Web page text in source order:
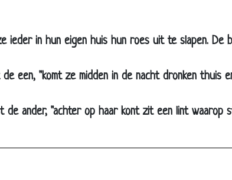
ieder in hun eigen huis hun roes uit te slapen. De
een, "komt ze midden in de nacht dronken thuis
de ander, "achter op haar kont zit een lint waarop
van mannen
van Vrouwen